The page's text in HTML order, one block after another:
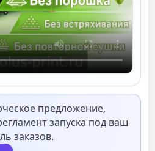
предложение,
запуска под ваш
заказов.